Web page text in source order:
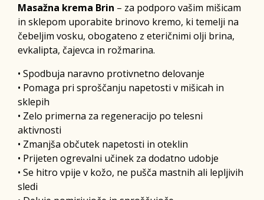
Masažna krema Brin – za podporo vašim mišicam
in sklepom uporabite brinovo kremo, ki temelji na
čebeljim vosku, obogateno z eteričnimi olji brina,
evkalipta, čajevca in rožmarina.
• Spodbuja naravno protivnetno delovanje
• Pomaga pri sproščanju napetosti v mišicah in
sklepih
• Zelo primerna za regeneracijo po telesni
aktivnosti
• Zmanjša občutek napetosti in oteklin
• Prijeten ogrevalni učinek za dodatno udobje
• Se hitro vpije v kožo, ne pušča mastnih ali lepljivih
sledi